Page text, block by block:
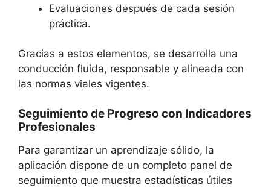
Evaluaciones después de cada sesión
práctica.
Gracias a estos elementos, se desarrolla una
conducción fluida, responsable y alineada con
las normas viales vigentes.
Seguimiento de Progreso con Indicadores
Profesionales
Para garantizar un aprendizaje sólido, la
aplicación dispone de un completo panel de
seguimiento que muestra estadísticas útiles